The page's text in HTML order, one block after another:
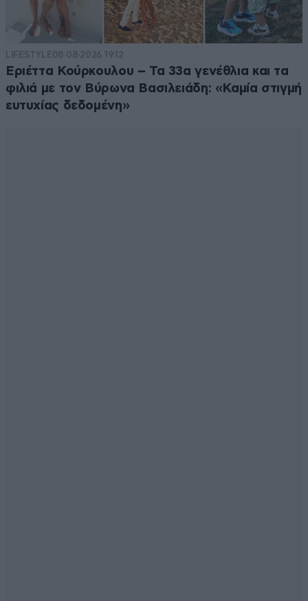
LIFESTYLE08·08·2026 19:12
Εριέττα Κούρκουλου – Τα 33α γενέθλια και τα
φιλιά με τον Βύρωνα Βασιλειάδη: «Καμία στιγμή
ευτυχίας δεδομένη»